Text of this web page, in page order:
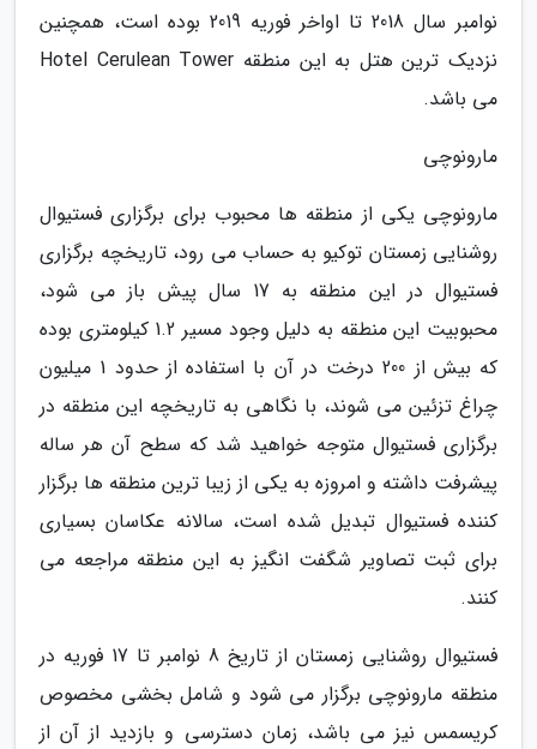
نوامبر سال 2018 تا اواخر فوریه 2019 بوده است، همچنین
نزدیک ترین هتل به این منطقه Hotel Cerulean Tower
می باشد.
مارونوچی
مارونوچی یکی از منطقه ها محبوب برای برگزاری فستیوال
روشنایی زمستان توکیو به حساب می رود، تاریخچه برگزاری
فستیوال در این منطقه به 17 سال پیش باز می شود،
محبوبیت این منطقه به دلیل وجود مسیر 1.2 کیلومتری بوده
که بیش از 200 درخت در آن با استفاده از حدود 1 میلیون
چراغ تزئین می شوند، با نگاهی به تاریخچه این منطقه در
برگزاری فستیوال متوجه خواهید شد که سطح آن هر ساله
پیشرفت داشته و امروزه به یکی از زیبا ترین منطقه ها برگزار
کننده فستیوال تبدیل شده است، سالانه عکاسان بسیاری
برای ثبت تصاویر شگفت انگیز به این منطقه مراجعه می
کنند.
فستیوال روشنایی زمستان از تاریخ 8 نوامبر تا 17 فوریه در
منطقه مارونوچی برگزار می شود و شامل بخشی مخصوص
کریسمس نیز می باشد، زمان دسترسی و بازدید از آن از